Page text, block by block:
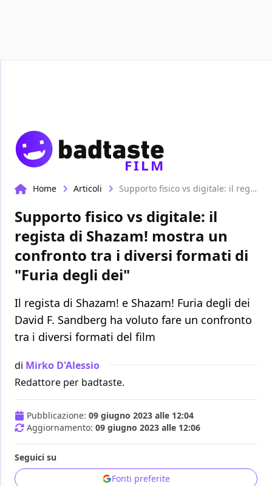
FILM
Home Articoli Supporto fisico vs digitale: il regista di Shazam! mostra un confronto tra i diversi formati di "Furia degli dei"
Supporto fisico vs digitale: il
regista di Shazam! mostra un
confronto tra i diversi formati di
"Furia degli dei"
Il regista di Shazam! e Shazam! Furia degli dei
David F. Sandberg ha voluto fare un confronto
tra i diversi formati del film
di Mirko D'Alessio
Redattore per badtaste.
Pubblicazione: 09 giugno 2023 alle 12:04
Aggiornamento: 09 giugno 2023 alle 12:06
Seguici su
Fonti preferite